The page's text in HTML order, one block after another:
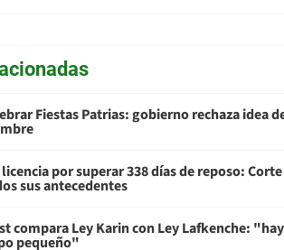
Fiestas Patrias: gobierno rechaza idea
por superar 338 días de reposo:
sus antecedentes
compara Ley Karin con Ley Lafkenche:
pequeño"